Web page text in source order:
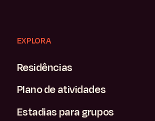
EXPLORA
Residências
Plano de atividades
Estadias para grupos